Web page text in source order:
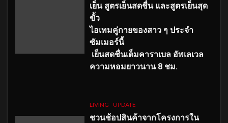
เย็น สูตรเย็นสดชื่น และสูตรเย็นสุด
ขั้ว
ไอเทมคู่กายของสาว ๆ ประจำ
ซัมเมอร์นี้
เย็นสดชื่นเต็มคาราเบล อัพเลเวล
ความหอมยาวนาน 8 ชม.
LIVING UPDATE
ชวนช้อปสินค้าจากโครงการใน